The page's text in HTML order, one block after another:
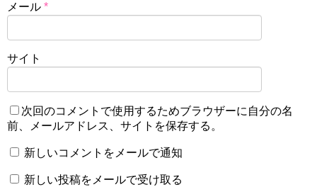
メール *
サイト
次回のコメントで使用するためブラウザーに自分の名
前、メールアドレス、サイトを保存する。
新しいコメントをメールで通知
新しい投稿をメールで受け取る